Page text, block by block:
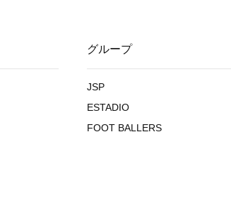
グループ
JSP
ESTADIO
FOOT BALLERS